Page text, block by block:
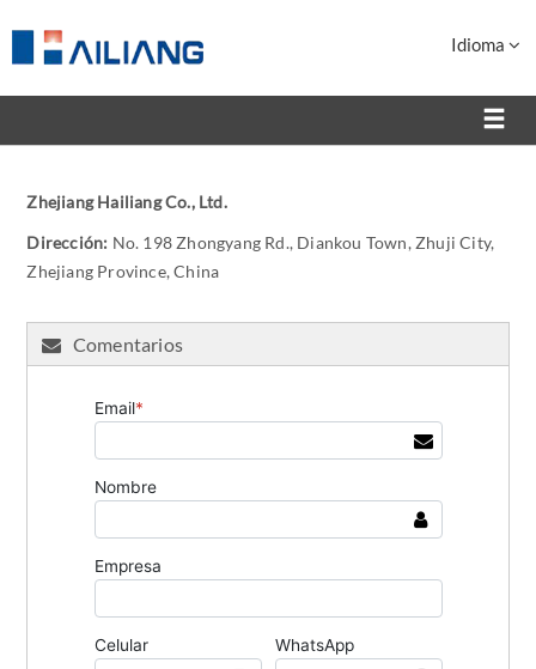
Idioma
Zhejiang Hailiang Co., Ltd.
Dirección: No. 198 Zhongyang Rd., Diankou Town, Zhuji City,
Zhejiang Province, China
Comentarios